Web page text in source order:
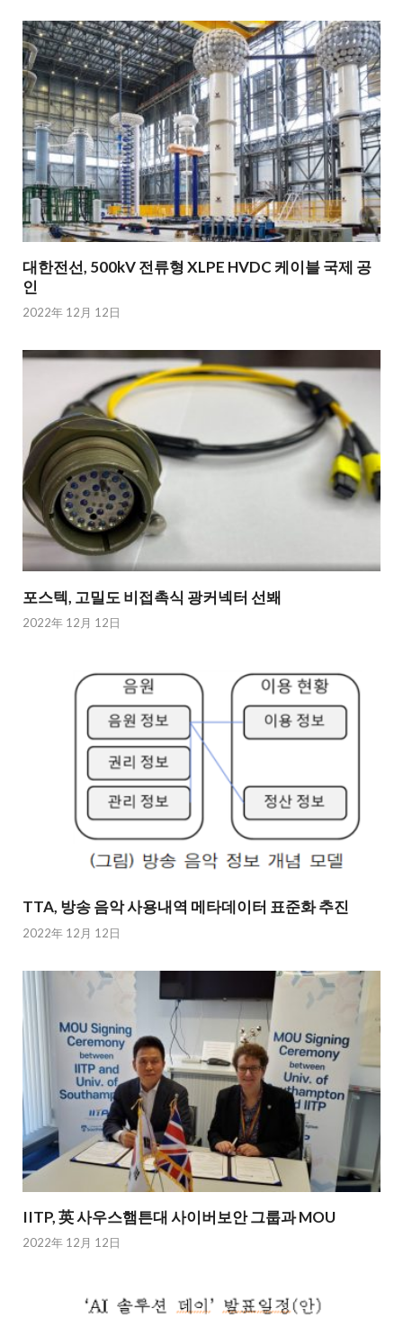
대한전선, 500kV 전류형 XLPE HVDC 케이블 국제 공
인
2022年 12月 12日
포스텍, 고밀도 비접촉식 광커넥터 선봬
2022年 12月 12日
TTA, 방송 음악 사용내역 메타데이터 표준화 추진
2022年 12月 12日
IITP, 英 사우스햄튼대 사이버보안 그룹과 MOU
2022年 12月 12日